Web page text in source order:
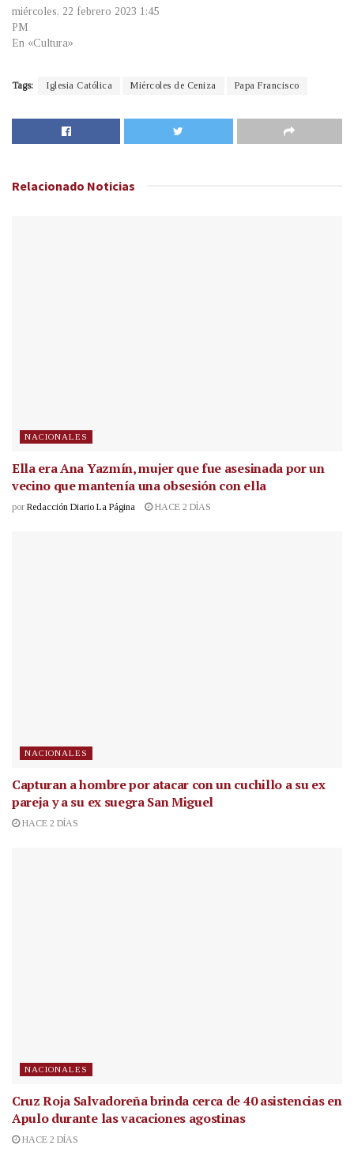
miércoles, 22 febrero 2023 1:45
PM
En «Cultura»
Tags: Iglesia Católica Miércoles de Ceniza Papa Francisco
Relacionado Noticias
NACIONALES
Ella era Ana Yazmín, mujer que fue asesinada por un
vecino que mantenía una obsesión con ella
por Redacción Diario La Página HACE 2 DÍAS
NACIONALES
Capturan a hombre por atacar con un cuchillo a su ex
pareja y a su ex suegra San Miguel
HACE 2 DÍAS
NACIONALES
Cruz Roja Salvadoreña brinda cerca de 40 asistencias en
Apulo durante las vacaciones agostinas
HACE 2 DÍAS